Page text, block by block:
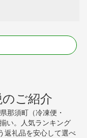
ご紹介
那須町（冷凍便・
い。人気ランキング
返礼品を安心して選べ